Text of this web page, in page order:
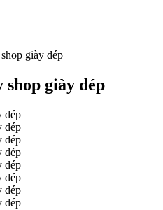
giày dép
giày dép